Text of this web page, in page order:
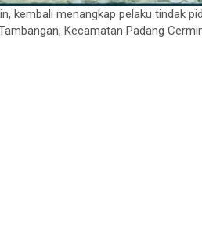
kembali menangkap pelaku tindak
Kecamatan Padang